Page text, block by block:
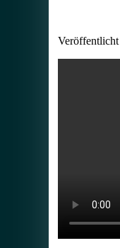
Veröffentlicht